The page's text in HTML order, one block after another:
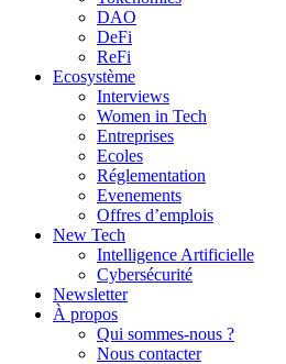
DAO
DeFi
ReFi
Ecosystème
Interviews
Women in Tech
Entreprises
Ecoles
Réglementation
Evenements
Offres d’emplois
New Tech
Intelligence Artificielle
Cybersécurité
Newsletter
À propos
Qui sommes-nous ?
Nous contacter